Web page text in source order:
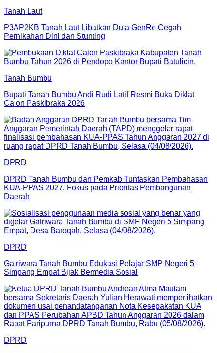
Tanah Laut
P3AP2KB Tanah Laut Libatkan Duta GenRe Cegah
Pernikahan Dini dan Stunting
Tanah Bumbu
Bupati Tanah Bumbu Andi Rudi Latif Resmi Buka Diklat
Calon Paskibraka 2026
DPRD
DPRD Tanah Bumbu dan Pemkab Tuntaskan Pembahasan
KUA-PPAS 2027, Fokus pada Prioritas Pembangunan
Daerah
DPRD
Gatriwara Tanah Bumbu Edukasi Pelajar SMP Negeri 5
Simpang Empat Bijak Bermedia Sosial
DPRD